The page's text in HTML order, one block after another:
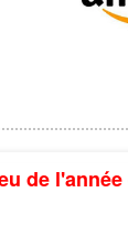
de l'année